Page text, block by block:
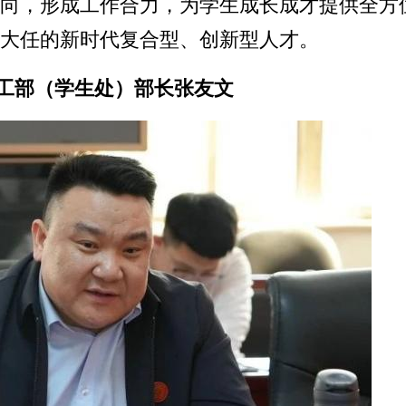
，形成工作合力，为学生成长成才提供全方
任的新时代复合型、创新型人才。
部（学生处）部长张友文